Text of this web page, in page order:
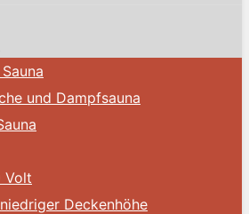
und Dampfsauna
Volt
Deckenhöhe